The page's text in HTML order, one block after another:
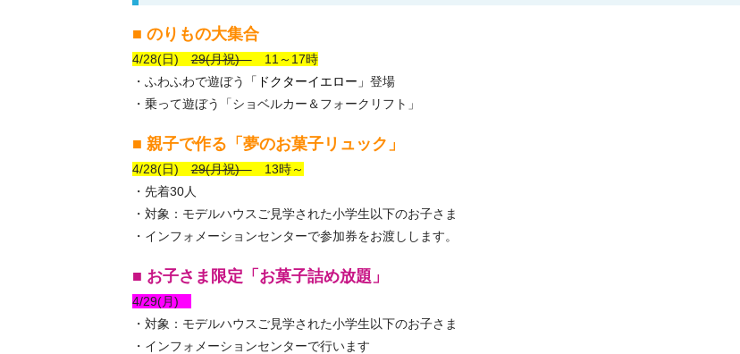
■ のりもの大集合
4/28(日)29(月祝)11～17時
・ふわふわで遊ぼう
「ドクターイエロー」 登場
・乗って遊ぼう「ショベルカー＆フォークリフト」
■ 親子で作る「夢のお菓子リュック」
4/28(日)29(月祝)13時～
・先着30人
・対象：モデルハウスご見学された小学生以下のお子さま
・インフォメーションセンターで参加券をお渡しします。
■ お子さま限定「お菓子詰め放題」
4/29(月)
・対象：モデルハウスご見学された小学生以下のお子さま
・インフォメーションセンターで行います